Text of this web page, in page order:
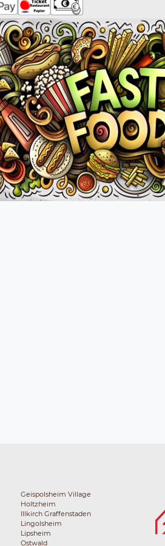
Geispolsheim Village
Holtzheim
Illkirch Graffenstaden
Lingolsheim
Lipsheim
Ostwald